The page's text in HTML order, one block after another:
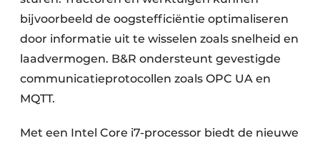
bijvoorbeeld de oogstefficiëntie optimaliseren
door informatie uit te wisselen zoals snelheid en
laadvermogen. B&R ondersteunt gevestigde
communicatieprotocollen zoals OPC UA en
MQTT.
Met een Intel Core i7-processor biedt de nieuwe